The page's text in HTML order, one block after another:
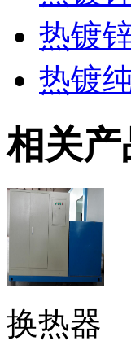
热镀
热镀
相关产
换热器